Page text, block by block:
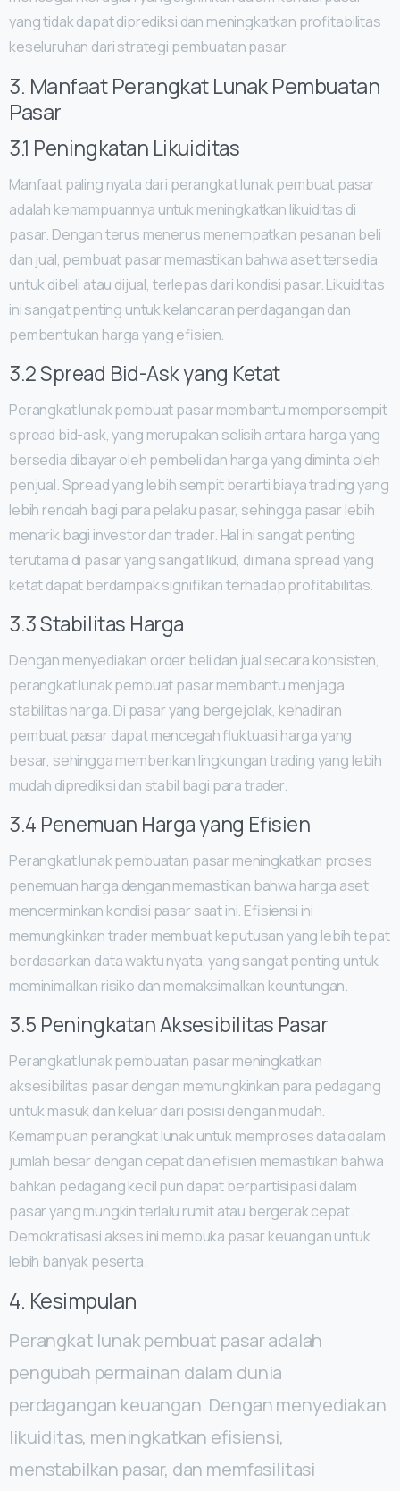
yang tidak dapat diprediksi dan meningkatkan profitabilitas
keseluruhan dari strategi pembuatan pasar.
3. Manfaat Perangkat Lunak Pembuatan
Pasar
3.1 Peningkatan Likuiditas
Manfaat paling nyata dari perangkat lunak pembuat pasar
adalah kemampuannya untuk meningkatkan likuiditas di
pasar. Dengan terus menerus menempatkan pesanan beli
dan jual, pembuat pasar memastikan bahwa aset tersedia
untuk dibeli atau dijual, terlepas dari kondisi pasar. Likuiditas
ini sangat penting untuk kelancaran perdagangan dan
pembentukan harga yang efisien.
3.2 Spread Bid-Ask yang Ketat
Perangkat lunak pembuat pasar membantu mempersempit
spread bid-ask, yang merupakan selisih antara harga yang
bersedia dibayar oleh pembeli dan harga yang diminta oleh
penjual. Spread yang lebih sempit berarti biaya trading yang
lebih rendah bagi para pelaku pasar, sehingga pasar lebih
menarik bagi investor dan trader. Hal ini sangat penting
terutama di pasar yang sangat likuid, di mana spread yang
ketat dapat berdampak signifikan terhadap profitabilitas.
3.3 Stabilitas Harga
Dengan menyediakan order beli dan jual secara konsisten,
perangkat lunak pembuat pasar membantu menjaga
stabilitas harga. Di pasar yang bergejolak, kehadiran
pembuat pasar dapat mencegah fluktuasi harga yang
besar, sehingga memberikan lingkungan trading yang lebih
mudah diprediksi dan stabil bagi para trader.
3.4 Penemuan Harga yang Efisien
Perangkat lunak pembuatan pasar meningkatkan proses
penemuan harga dengan memastikan bahwa harga aset
mencerminkan kondisi pasar saat ini. Efisiensi ini
memungkinkan trader membuat keputusan yang lebih tepat
berdasarkan data waktu nyata, yang sangat penting untuk
meminimalkan risiko dan memaksimalkan keuntungan.
3.5 Peningkatan Aksesibilitas Pasar
Perangkat lunak pembuatan pasar meningkatkan
aksesibilitas pasar dengan memungkinkan para pedagang
untuk masuk dan keluar dari posisi dengan mudah.
Kemampuan perangkat lunak untuk memproses data dalam
jumlah besar dengan cepat dan efisien memastikan bahwa
bahkan pedagang kecil pun dapat berpartisipasi dalam
pasar yang mungkin terlalu rumit atau bergerak cepat.
Demokratisasi akses ini membuka pasar keuangan untuk
lebih banyak peserta.
4. Kesimpulan
Perangkat lunak pembuat pasar adalah
pengubah permainan dalam dunia
perdagangan keuangan. Dengan menyediakan
likuiditas, meningkatkan efisiensi,
menstabilkan pasar, dan memfasilitasi